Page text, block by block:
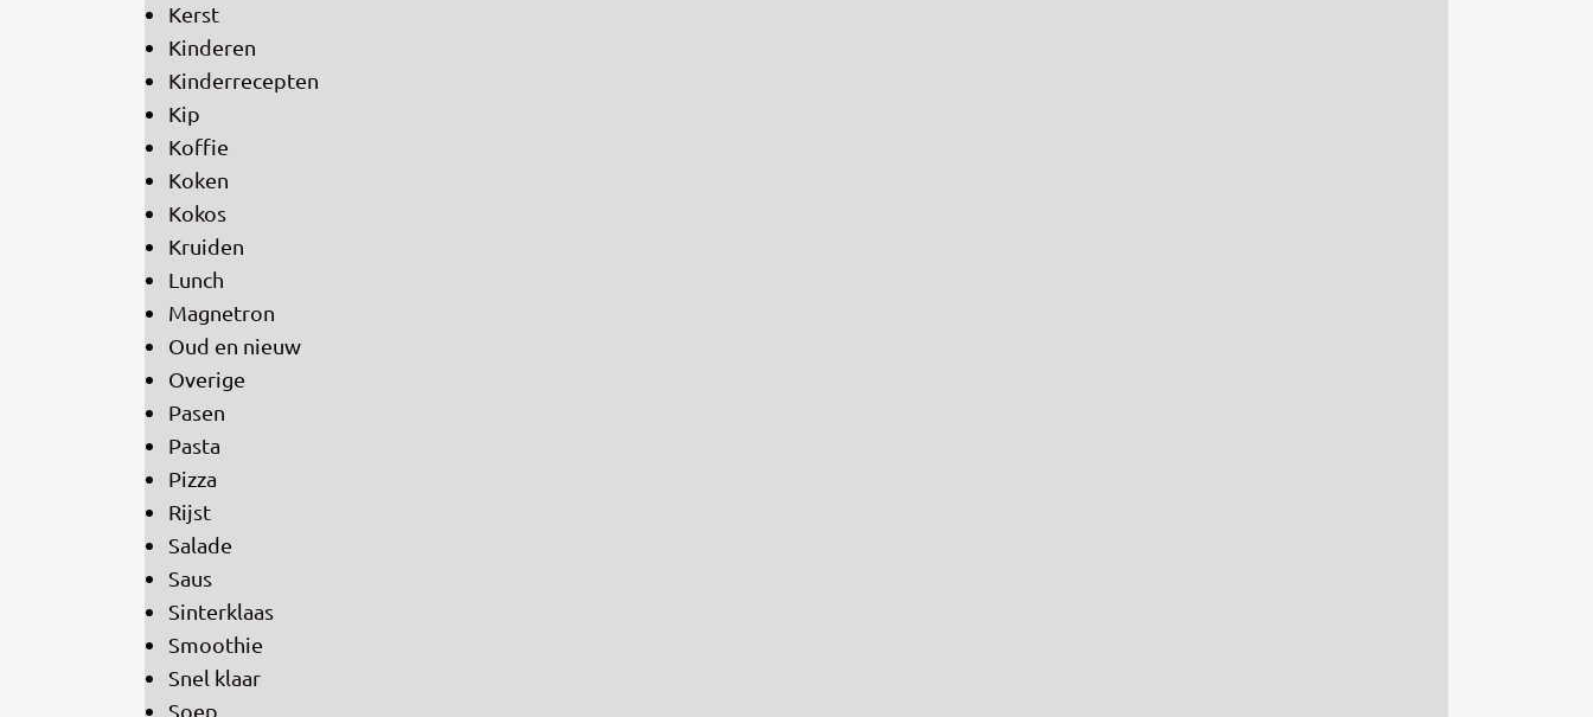
Kerst
Kinderen
Kinderrecepten
Kip
Koffie
Koken
Kokos
Kruiden
Lunch
Magnetron
Oud en nieuw
Overige
Pasen
Pasta
Pizza
Rijst
Salade
Saus
Sinterklaas
Smoothie
Snel klaar
Soep